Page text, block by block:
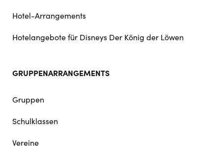
Hotel-Arrangements
Hotelangebote für Disneys Der König der Löwen
GRUPPENARRANGEMENTS
Gruppen
Schulklassen
Vereine